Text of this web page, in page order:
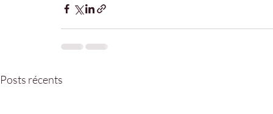
Posts récents